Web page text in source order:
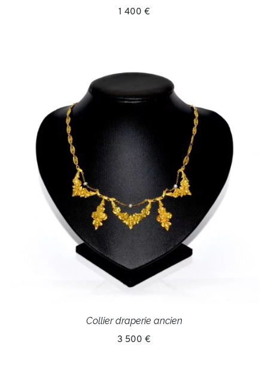
1 400 €
Collier draperie ancien
3 500 €